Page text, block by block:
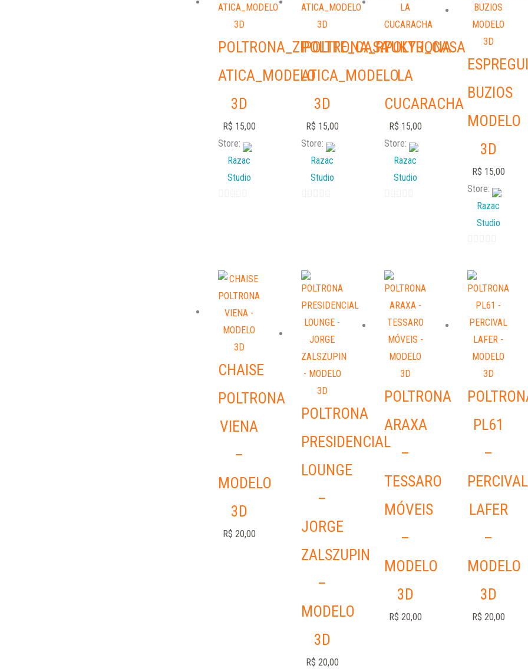
POLTRONA_ZIPOLITE_CASA
ATICA_MODELO
3D
R$ 15,00
Store:
Razac
Studio
POLTRONA_RYUKYU_CASA
ATICA_MODELO
3D
R$ 15,00
Store:
Razac
Studio
POLTRONA
LA
CUCARACHA
R$ 15,00
Store:
Razac
Studio
BUZIOS
MODELO
3D
R$ 15,00
Store:
Razac
Studio
of
CHAISE
POLTRONA
VIENA
–
MODELO
3D
R$ 20,00
POLTRONA
PRESIDENCIAL
LOUNGE
–
JORGE
ZALSZUPIN
–
MODELO
3D
R$ 20,00
POLTRONA
ARAXA
–
TESSARO
MÓVEIS
–
MODELO
3D
R$ 20,00
PL61
–
PERCIVAL
LAFER
–
MODELO
3D
R$ 20,00